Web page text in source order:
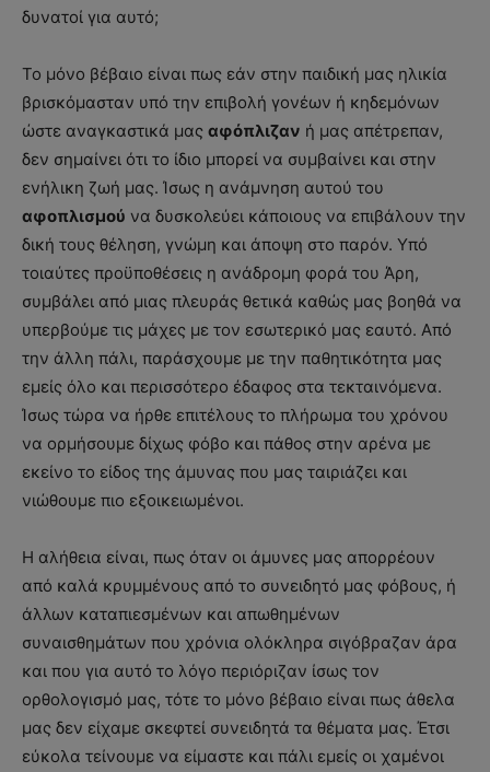
δυνατοί για αυτό;
Το μόνο βέβαιο είναι πως εάν στην παιδική μας ηλικία
βρισκόμασταν υπό την επιβολή γονέων ή κηδεμόνων
ώστε αναγκαστικά μας αφόπλιζαν ή μας απέτρεπαν,
δεν σημαίνει ότι το ίδιο μπορεί να συμβαίνει και στην
ενήλικη ζωή μας. Ίσως η ανάμνηση αυτού του
αφοπλισμού να δυσκολεύει κάποιους να επιβάλουν την
δική τους θέληση, γνώμη και άποψη στο παρόν. Υπό
τοιαύτες προϋποθέσεις η ανάδρομη φορά του Άρη,
συμβάλει από μιας πλευράς θετικά καθώς μας βοηθά να
υπερβούμε τις μάχες με τον εσωτερικό μας εαυτό. Από
την άλλη πάλι, παράσχουμε με την παθητικότητα μας
εμείς όλο και περισσότερο έδαφος στα τεκταινόμενα.
Ίσως τώρα να ήρθε επιτέλους το πλήρωμα του χρόνου
να ορμήσουμε δίχως φόβο και πάθος στην αρένα με
εκείνο το είδος της άμυνας που μας ταιριάζει και
νιώθουμε πιο εξοικειωμένοι.
Η αλήθεια είναι, πως όταν οι άμυνες μας απορρέουν
από καλά κρυμμένους από το συνειδητό μας φόβους, ή
άλλων καταπιεσμένων και απωθημένων
συναισθημάτων που χρόνια ολόκληρα σιγόβραζαν άρα
και που για αυτό το λόγο περιόριζαν ίσως τον
ορθολογισμό μας, τότε το μόνο βέβαιο είναι πως άθελα
μας δεν είχαμε σκεφτεί συνειδητά τα θέματα μας. Έτσι
εύκολα τείνουμε να είμαστε και πάλι εμείς οι χαμένοι